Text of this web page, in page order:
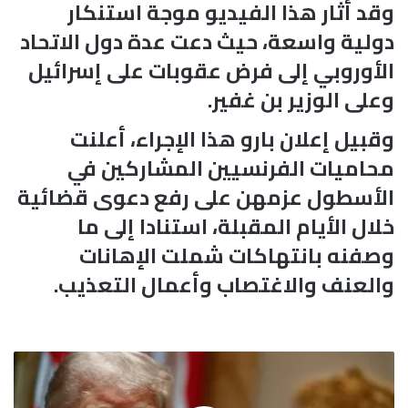
وقد أثار هذا الفيديو موجة استنكار
دولية واسعة، حيث دعت عدة دول الاتحاد
الأوروبي إلى فرض عقوبات على إسرائيل
وعلى الوزير بن غفير.
وقبيل إعلان بارو هذا الإجراء، أعلنت
محاميات الفرنسيين المشاركين في
الأسطول عزمهن على رفع دعوى قضائية
خلال الأيام المقبلة، استنادا إلى ما
وصفنه بانتهاكات شملت الإهانات
والعنف والاغتصاب وأعمال التعذيب.
ت
ر
ا